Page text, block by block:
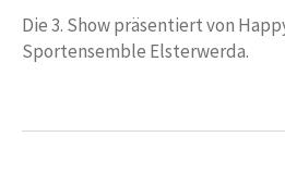
Die 3. Show präsentiert von
Sportensemble Elsterwerda.